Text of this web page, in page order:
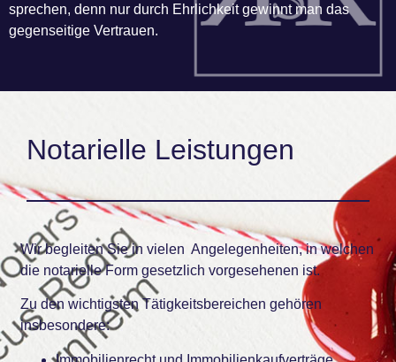
sprechen, denn nur durch Ehrlichkeit gewinnt man das
gegenseitige Vertrauen.
Notarielle Leistungen
Wir begleiten Sie in vielen Angelegenheiten, in welchen
die notarielle Form gesetzlich vorgesehenen ist.
Zu den wichtigsten Tätigkeitsbereichen gehören
insbesondere: